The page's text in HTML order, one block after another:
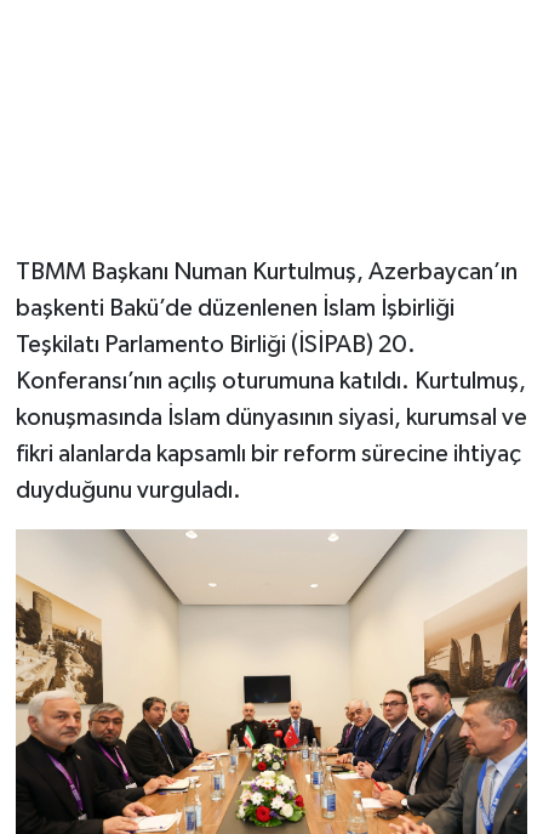
TBMM Başkanı Numan Kurtulmuş, Azerbaycan’ın
başkenti Bakü’de düzenlenen İslam İşbirliği
Teşkilatı Parlamento Birliği (İSİPAB) 20.
Konferansı’nın açılış oturumuna katıldı. Kurtulmuş,
konuşmasında İslam dünyasının siyasi, kurumsal ve
fikri alanlarda kapsamlı bir reform sürecine ihtiyaç
duyduğunu vurguladı.
Siyaset
Sonsöz Özel
Spor
Vasıta
Yaşam